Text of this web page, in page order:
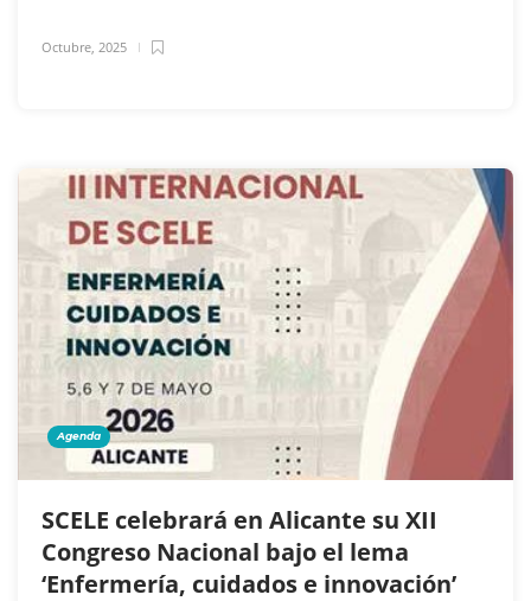
Octubre, 2025
Agenda
SCELE celebrará en Alicante su XII
Congreso Nacional bajo el lema
‘Enfermería, cuidados e innovación’